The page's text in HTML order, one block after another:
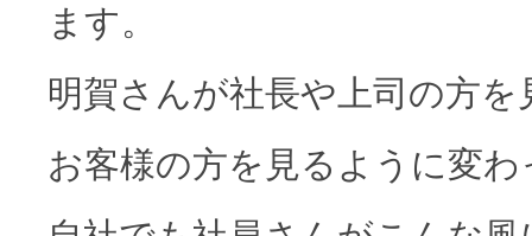
ます。
明賀さんが社長や上司の方
お客様の方を見るように変